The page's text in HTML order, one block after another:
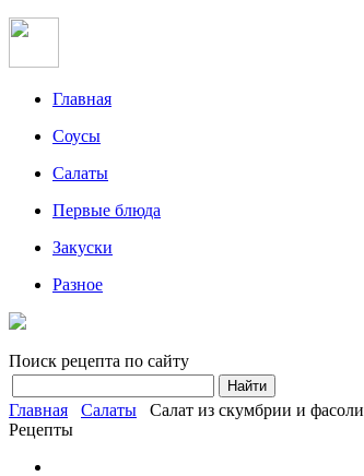
Главная
Соусы
Салаты
Первые блюда
Закуски
Разное
Поиск рецепта по сайту
Главная Салаты
Салат из скумбрии и фасоли
Рецепты